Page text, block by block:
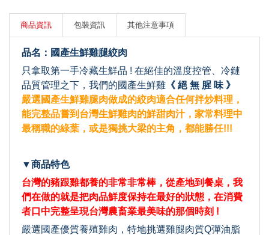
商品資訊 包裝資訊 其他注意事項
品名：國產生鮮雞腿絞肉
只拿取第一手冷藏生鮮品 ! 在絕佳的溫度控管、冷鏈
品質管理之下，我們的國產生鮮雞 《 絕 無 腥 味 》
嚴選國產生鮮雞腿肉做成的絞肉適合任何拌炒料理，
能完整品嘗到台灣生鮮雞肉的鮮甜肉汁，家常料理中
最稱職的綠葉，或是獨挑大梁的主角，都能勝任!!!
▼商品特色
台灣的豬跟雞都養的非常非常棒，從產地到餐桌，我
們在做的就是把肉品鮮度保持在最好的狀態，在消費
者口中完整呈現台灣農畜業最美味的那個時刻 !
嚴選國產優質養殖雞肉，特地挑選雞腿肉質Q彈油脂